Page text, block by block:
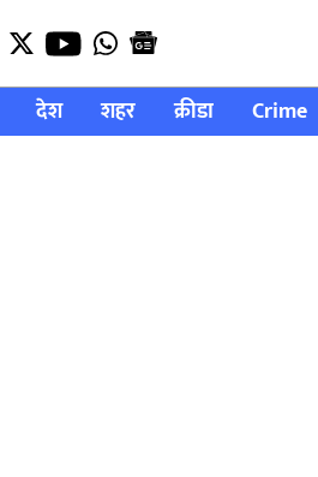
देश शहर क्रीडा Crime